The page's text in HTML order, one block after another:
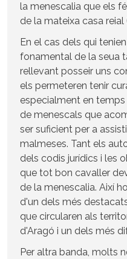
la menescalia que els
de la mateixa casa reial
En el cas dels qui
fonamental de la seua
rellevant posseir uns
els permeteren tenir
especialment en
de menescals que
ser suficient per a
malmeses. Tant els
dels codis jurídics i les
que tot bon cavaller
de la menescalia. Així
d'un dels més
que circularen als
d'Aragó i un dels més
Per altra banda, molts